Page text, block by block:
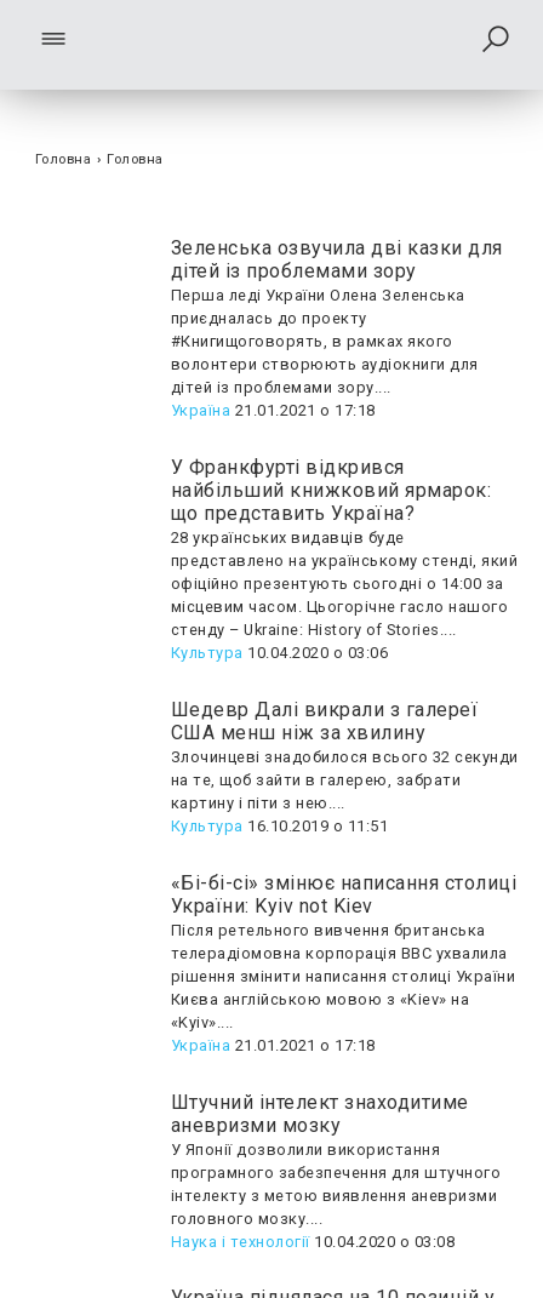
Головна › Головна
Зеленська озвучила дві казки для
дітей із проблемами зору
Перша леді України Олена Зеленська
приєдналась до проекту
#Книгищоговорять, в рамках якого
волонтери створюють аудіокниги для
дітей із проблемами зору....
Україна 21.01.2021 о 17:18
У Франкфурті відкрився
найбільший книжковий ярмарок:
що представить Україна?
28 українських видавців буде
представлено на українському стенді, який
офіційно презентують сьогодні о 14:00 за
місцевим часом. Цьогорічне гасло нашого
стенду – Ukraine: History of Stories....
Культура 10.04.2020 о 03:06
Шедевр Далі викрали з галереї
США менш ніж за хвилину
Злочинцеві знадобилося всього 32 секунди
на те, щоб зайти в галерею, забрати
картину і піти з нею....
Культура 16.10.2019 о 11:51
«Бі-бі-сі» змінює написання столиці
України: Kyiv not Kiev
Після ретельного вивчення британська
телерадіомовна корпорація ВВС ухвалила
рішення змінити написання столиці України
Києва англійською мовою з «Kiev» на
«Kyiv»....
Україна 21.01.2021 о 17:18
Штучний інтелект знаходитиме
аневризми мозку
У Японії дозволили використання
програмного забезпечення для штучного
інтелекту з метою виявлення аневризми
головного мозку....
Наука і технології 10.04.2020 о 03:08